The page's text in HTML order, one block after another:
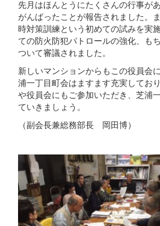
先月はほんとうにたくさんの行事が
がんばったことが報告されました。
時対策訓練という初めての試みを実
ての防火防犯パトロールの強化、も
ついて審議されました。
新しいマンションからもこの役員会
浦一丁目町会はますます充実してお
や役員会にもご参加いただき、芝浦
ていきましょう。
（副会長兼総務部長 岡田博）